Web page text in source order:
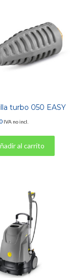
turbo 050 EASY
IVA no incl.
al carrito